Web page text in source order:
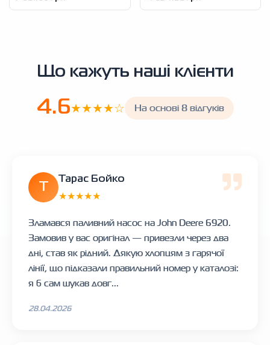
Що кажуть наші клієнти
4.6★★★★☆ На основі 8 відгуків
Тарас Бойко
★★★★★
Зламався паливний насос на John Deere 6920.
Замовив у вас оригінал — привезли через два
дні, став як рідний. Дякую хлопцям з гарячої
лінії, що підказали правильний номер у каталозі:
я б сам шукав довг...
28.04.2026